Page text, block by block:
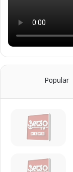
Popular